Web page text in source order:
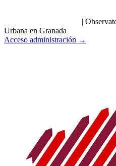
|
Urbana en Granada
Acceso administración →